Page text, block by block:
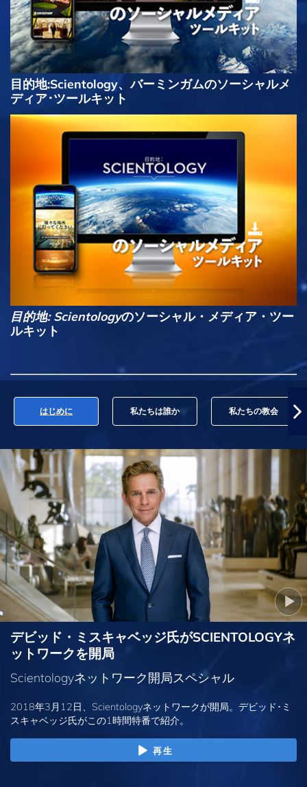
目的地:Scientology、バーミンガムのソーシャルメ
ディア･ツールキット
目的地: Scientologyのソーシャル・メディア・ツー
ルキット
はじめに 私たちは誰か 私たちの教会
デビッド・ミスキャベッジ氏がSCIENTOLOGYネ
ットワークを開局
Scientologyネットワーク開局スペシャル
2018年3月12日、Scientologyネットワークが開局。デビッド･ミ
スキャベッジ氏がこの1時間特番で紹介。
再生